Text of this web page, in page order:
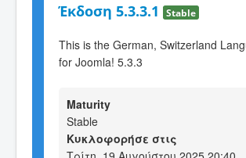
Έκδοση 5.3.3.1 Stable
This is the German, Switzerland
for Joomla! 5.3.3
Maturity
Stable
Κυκλοφορήσε στις